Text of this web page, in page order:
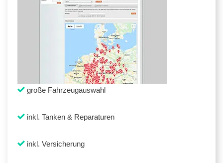
große Fahrzeugauswahl
inkl. Tanken & Reparaturen
inkl. Versicherung